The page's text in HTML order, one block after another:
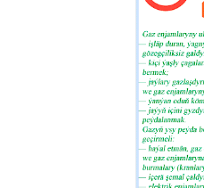
ведомствах.
Как
является
топливно-